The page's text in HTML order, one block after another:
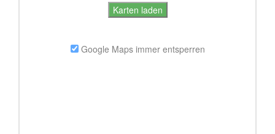
Karten laden
Google Maps immer entsperren